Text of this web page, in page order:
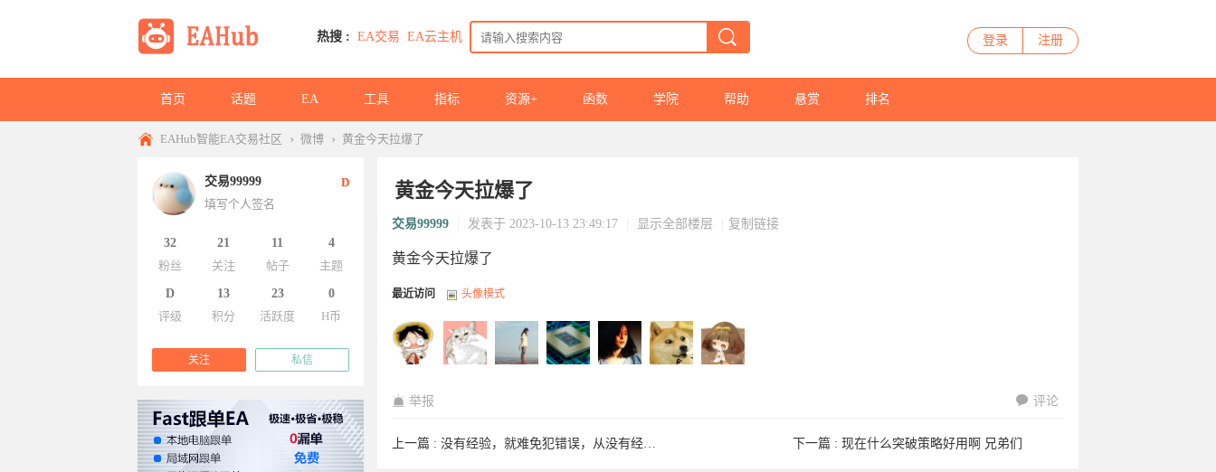
热搜 : EA交易 EA云主机 登录 注册
首页 话题 EA 工具 指标 资源+ 函数 学院 帮助 悬赏 排名
EAHub智能EA交易社区 › 微博 › 黄金今天拉爆了
黄金今天拉爆了
交易99999 发表于 2023-10-13 23:49:17 显示全部楼层 复制链接
黄金今天拉爆了
最近访问 头像模式
举报 评论
上一篇 : 没有经验，就难免犯错误，从没有经验到有经验，需要一个过程！ ... 下一篇 : 现在什么突破策略好用啊 兄弟们
交易99999
D
填写个人签名
32
粉丝
21
关注
11
帖子
4
主题
D
评级
13
积分
23
活跃度
0
H币
关注 私信